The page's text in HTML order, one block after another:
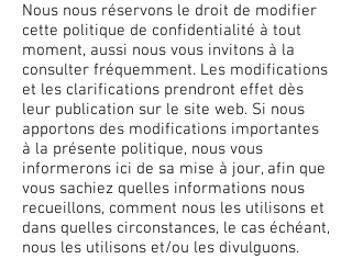
Nous nous réservons le droit de modifier
cette politique de confidentialité à tout
moment, aussi nous vous invitons à la
consulter fréquemment. Les modifications
et les clarifications prendront effet dès
leur publication sur le site web. Si nous
apportons des modifications importantes
à la présente politique, nous vous
informerons ici de sa mise à jour, afin que
vous sachiez quelles informations nous
recueillons, comment nous les utilisons et
dans quelles circonstances, le cas échéant,
nous les utilisons et/ou les divulguons.